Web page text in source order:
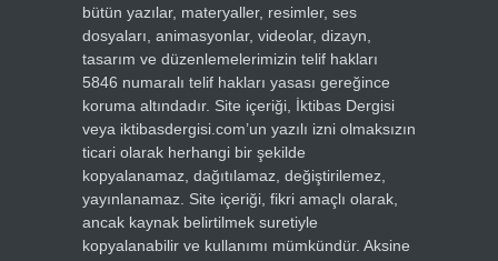
bütün yazılar, materyaller, resimler, ses
dosyaları, animasyonlar, videolar, dizayn,
tasarım ve düzenlemelerimizin telif hakları
5846 numaralı telif hakları yasası gereğince
koruma altındadır. Site içeriği, İktibas Dergisi
veya iktibasdergisi.com’un yazılı izni olmaksızın
ticari olarak herhangi bir şekilde
kopyalanamaz, dağıtılamaz, değiştirilemez,
yayınlanamaz. Site içeriği, fikri amaçlı olarak,
ancak kaynak belirtilmek suretiyle
kopyalanabilir ve kullanımı mümkündür. Aksine